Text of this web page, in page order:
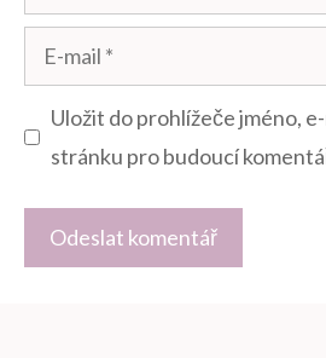
mail
Uložit do prohlížeče jméno,
stránku pro budoucí